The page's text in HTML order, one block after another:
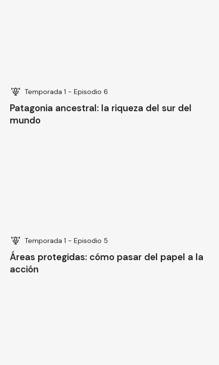
Temporada 1 - Episodio 6
Patagonia ancestral: la riqueza del sur del
mundo
Temporada 1 - Episodio 5
Áreas protegidas: cómo pasar del papel a la
acción